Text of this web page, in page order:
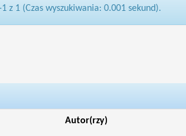
z 1 (Czas wyszukiwania: 0.001 sekund).
Autor(rzy)